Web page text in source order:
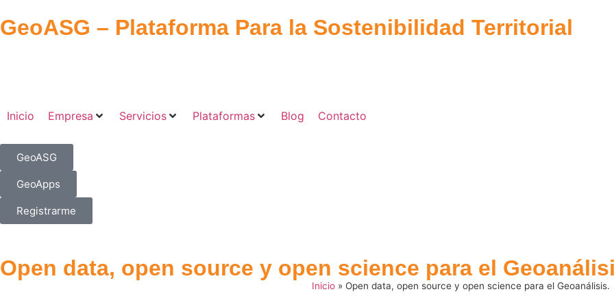
GeoASG – Plataforma Para la Sostenibilidad Territorial
Inicio Empresa Servicios Plataformas Blog Contacto
GeoASG
GeoApps
Registrarme
Open data, open source y open science para el
Inicio» Open data, open source y open science para el Geoanálisis.